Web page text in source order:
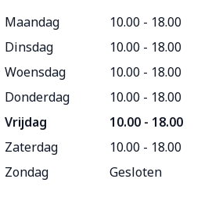
Maandag
10.00 - 18.00
Dinsdag
10.00 - 18.00
Woensdag
10.00 - 18.00
Donderdag
10.00 - 18.00
Vrijdag
10.00 - 18.00
Zaterdag
10.00 - 18.00
Zondag
Gesloten